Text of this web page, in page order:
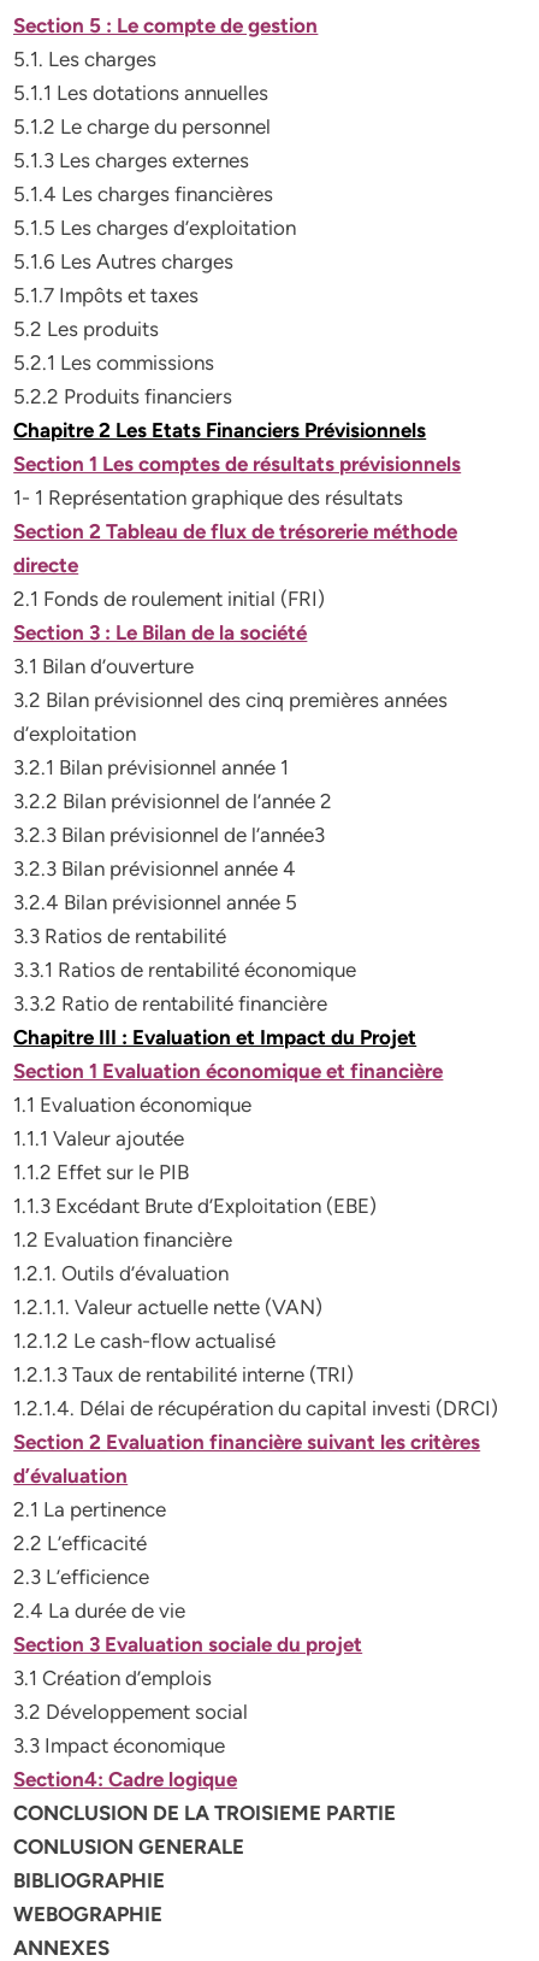
Section 5 : Le compte de gestion
5.1. Les charges
5.1.1 Les dotations annuelles
5.1.2 Le charge du personnel
5.1.3 Les charges externes
5.1.4 Les charges financières
5.1.5 Les charges d’exploitation
5.1.6 Les Autres charges
5.1.7 Impôts et taxes
5.2 Les produits
5.2.1 Les commissions
5.2.2 Produits financiers
Chapitre 2 Les Etats Financiers Prévisionnels
Section 1 Les comptes de résultats prévisionnels
1- 1 Représentation graphique des résultats
Section 2 Tableau de flux de trésorerie méthode
directe
2.1 Fonds de roulement initial (FRI)
Section 3 : Le Bilan de la société
3.1 Bilan d’ouverture
3.2 Bilan prévisionnel des cinq premières années
d’exploitation
3.2.1 Bilan prévisionnel année 1
3.2.2 Bilan prévisionnel de l’année 2
3.2.3 Bilan prévisionnel de l’année3
3.2.3 Bilan prévisionnel année 4
3.2.4 Bilan prévisionnel année 5
3.3 Ratios de rentabilité
3.3.1 Ratios de rentabilité économique
3.3.2 Ratio de rentabilité financière
Chapitre III : Evaluation et Impact du Projet
Section 1 Evaluation économique et financière
1.1 Evaluation économique
1.1.1 Valeur ajoutée
1.1.2 Effet sur le PIB
1.1.3 Excédant Brute d’Exploitation (EBE)
1.2 Evaluation financière
1.2.1. Outils d’évaluation
1.2.1.1. Valeur actuelle nette (VAN)
1.2.1.2 Le cash-flow actualisé
1.2.1.3 Taux de rentabilité interne (TRI)
1.2.1.4. Délai de récupération du capital investi (DRCI)
Section 2 Evaluation financière suivant les critères
d’évaluation
2.1 La pertinence
2.2 L’efficacité
2.3 L’efficience
2.4 La durée de vie
Section 3 Evaluation sociale du projet
3.1 Création d’emplois
3.2 Développement social
3.3 Impact économique
Section4: Cadre logique
CONCLUSION DE LA TROISIEME PARTIE
CONLUSION GENERALE
BIBLIOGRAPHIE
WEBOGRAPHIE
ANNEXES